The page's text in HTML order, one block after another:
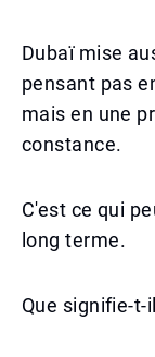
Dubaï mise
pensant pas
mais en une
constance.
C'est ce qui
long terme.
Que signifie-t-